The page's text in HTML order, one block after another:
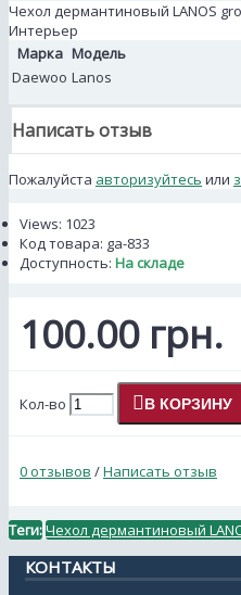
Чехол дермантиновый LANOS
Интерьер
Марка Модель
Daewoo Lanos
Написать отзыв
Пожалуйста авторизуйтесь или
Views: 1023
Код товара: ga-833
Доступность: На складе
100.00 грн.
Кол-во В КОРЗИНУ
0 отзывов /Написать отзыв
Теги:Чехол дермантиновый
КОНТАКТЫ